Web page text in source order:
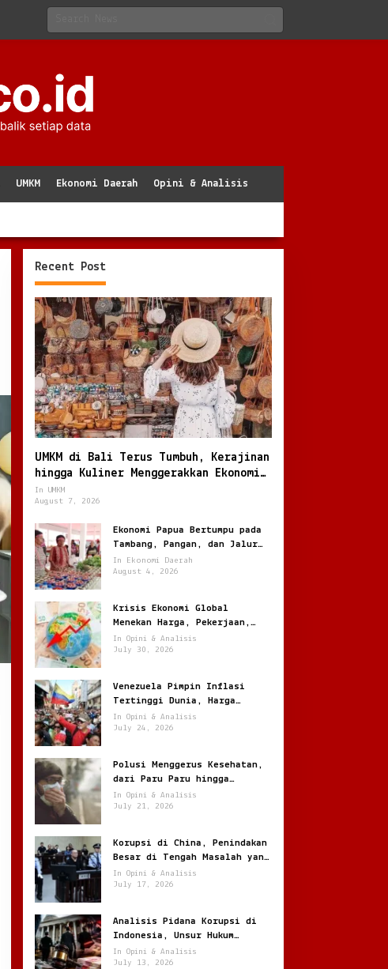
UMKM Ekonomi Daerah Opini & Analisis
Recent Post
UMKM di Bali Terus Tumbuh, Kerajinan
hingga Kuliner Menggerakkan Ekonomi
Lokal
In UMKM
August 7, 2026
Ekonomi Papua Bertumpu pada
Tambang, Pangan, dan Jalur
Perdagangan Baru
In Ekonomi Daerah
August 4, 2026
Krisis Ekonomi Global
Menekan Harga, Pekerjaan,
dan Daya Beli Masyarakat
In Opini & Analisis
July 30, 2026
Venezuela Pimpin Inflasi
Tertinggi Dunia, Harga
Melonjak Ratusan Persen
In Opini & Analisis
July 24, 2026
Polusi Menggerus Kesehatan,
dari Paru Paru hingga
Jantung
In Opini & Analisis
July 21, 2026
Korupsi di China, Penindakan
Besar di Tengah Masalah yang
Terus Berulang
In Opini & Analisis
July 17, 2026
Analisis Pidana Korupsi di
Indonesia, Unsur Hukum
hingga Pemulihan Aset
In Opini & Analisis
July 13, 2026